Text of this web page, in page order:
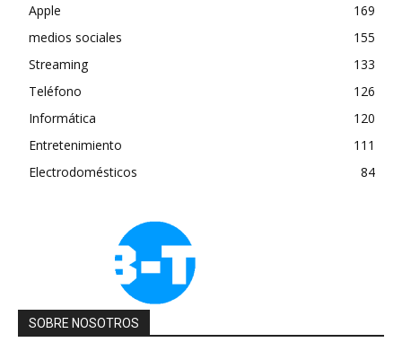
Apple
169
medios sociales
155
Streaming
133
Teléfono
126
Informática
120
Entretenimiento
111
Electrodomésticos
84
SOBRE NOSOTROS